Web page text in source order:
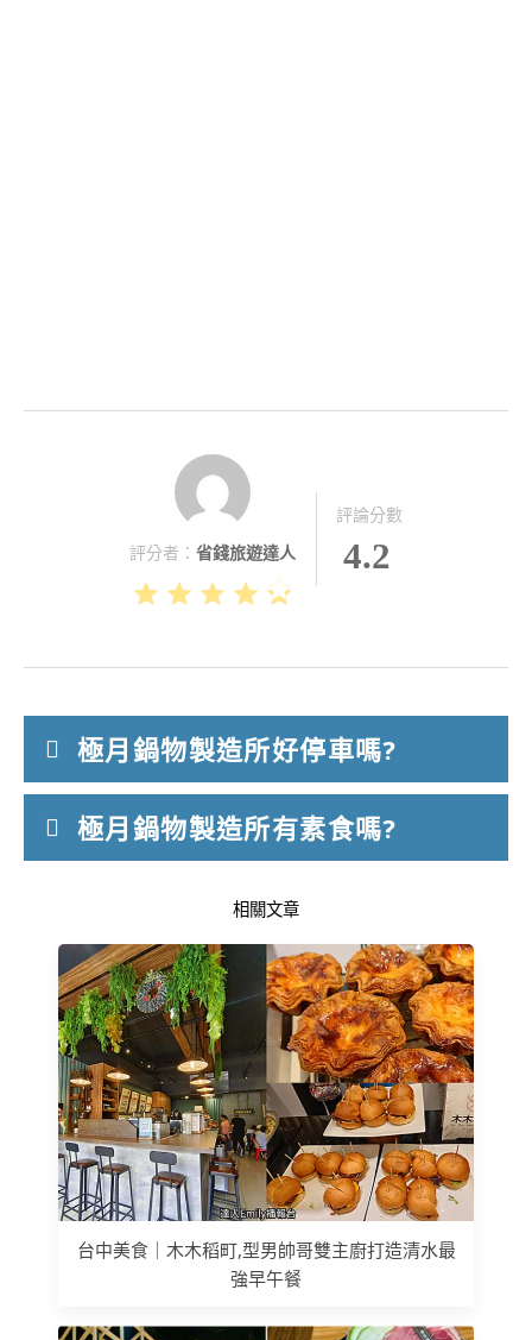
評分者： 省錢旅遊達人
評論分數
4.2
極月鍋物製造所好停車嗎?
極月鍋物製造所有素食嗎?
相關文章
台中美食｜木木稻町,型男帥哥雙主廚打造清水最
強早午餐